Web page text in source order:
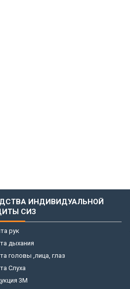
ИНДИВИДУАЛЬНОЙ
СИЗ
рук
дыхания
головы ,лица, глаз
Слуха
3M